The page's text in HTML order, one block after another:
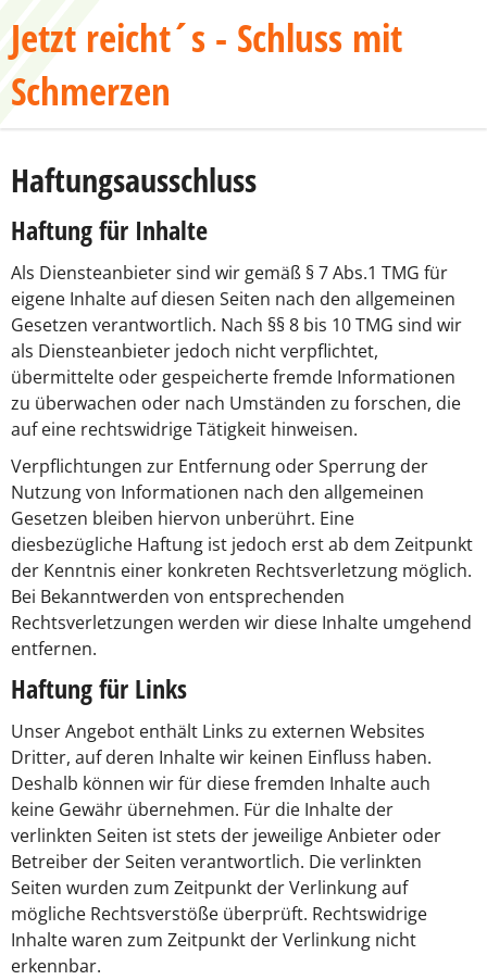
Jetzt reicht´s - Schluss mit
Schmerzen
Haftungsausschluss
Haftung für Inhalte
Als Diensteanbieter sind wir gemäß § 7 Abs.1 TMG für
eigene Inhalte auf diesen Seiten nach den allgemeinen
Gesetzen verantwortlich. Nach §§ 8 bis 10 TMG sind wir
als Diensteanbieter jedoch nicht verpflichtet,
übermittelte oder gespeicherte fremde Informationen
zu überwachen oder nach Umständen zu forschen, die
auf eine rechtswidrige Tätigkeit hinweisen.
Verpflichtungen zur Entfernung oder Sperrung der
Nutzung von Informationen nach den allgemeinen
Gesetzen bleiben hiervon unberührt. Eine
diesbezügliche Haftung ist jedoch erst ab dem Zeitpunkt
der Kenntnis einer konkreten Rechtsverletzung möglich.
Bei Bekanntwerden von entsprechenden
Rechtsverletzungen werden wir diese Inhalte umgehend
entfernen.
Haftung für Links
Unser Angebot enthält Links zu externen Websites
Dritter, auf deren Inhalte wir keinen Einfluss haben.
Deshalb können wir für diese fremden Inhalte auch
keine Gewähr übernehmen. Für die Inhalte der
verlinkten Seiten ist stets der jeweilige Anbieter oder
Betreiber der Seiten verantwortlich. Die verlinkten
Seiten wurden zum Zeitpunkt der Verlinkung auf
mögliche Rechtsverstöße überprüft. Rechtswidrige
Inhalte waren zum Zeitpunkt der Verlinkung nicht
erkennbar.